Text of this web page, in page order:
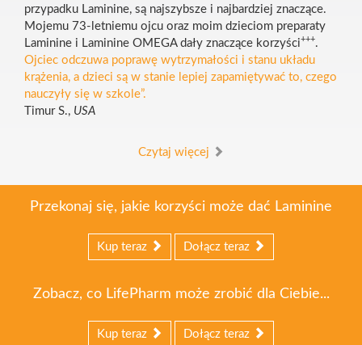
przypadku Laminine, są najszybsze i najbardziej znaczące.
Mojemu 73-letniemu ojcu oraz moim dzieciom preparaty
Laminine i Laminine OMEGA dały znaczące korzyści+++.
Ojciec odczuwa poprawę wytrzymałości i stanu układu
krążenia, a dzieci są w stanie lepiej zapamiętywać to, czego
nauczyły się w szkole”.
Timur S., USA
Czytaj więcej
Przekonaj się, jakie korzyści może dać Laminine
Kup teraz Dołącz teraz
Zobacz, co LifePharm może zrobić dla Ciebie...
Kup teraz Dołącz teraz